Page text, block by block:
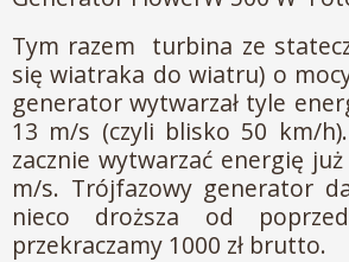
Tym razem turbina ze
się wiatraka do wiatru) o
generator wytwarzał tyle
13 m/s (czyli blisko 50 km/
zacznie wytwarzać energię
m/s. Trójfazowy generator
nieco droższa od
przekraczamy 1000 zł brutto.